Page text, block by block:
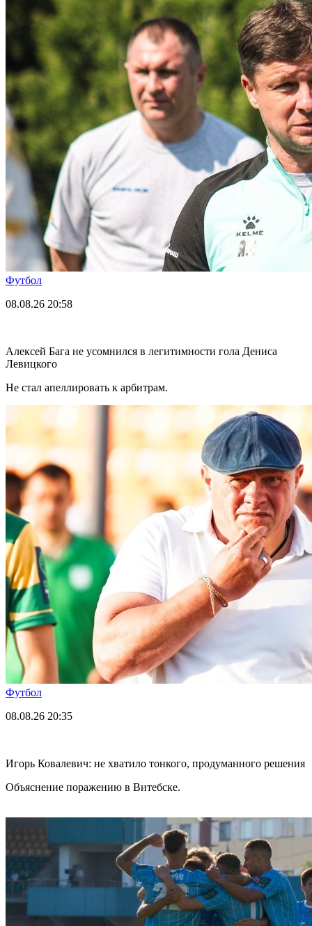
Футбол
08.08.26 20:58
Алексей Бага не усомнился в легитимности гола Дениса
Левицкого
Не стал апеллировать к арбитрам.
Футбол
08.08.26 20:35
Игорь Ковалевич: не хватило тонкого, продуманного решения
Объяснение поражению в Витебске.